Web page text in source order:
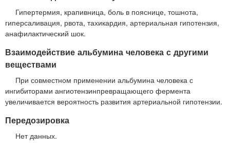
Гипертермия, крапивница, боль в пояснице, тошнота,
гиперсаливация, рвота, тахикардия, артериальная гипотензия,
анафилактический шок.
Взаимодействие альбумина человека с другими
веществами
При совместном применении альбумина человека с
ингибиторами ангиотензинпревращающего фермента
увеличивается вероятность развития артериальной гипотензии.
Передозировка
Нет данных.